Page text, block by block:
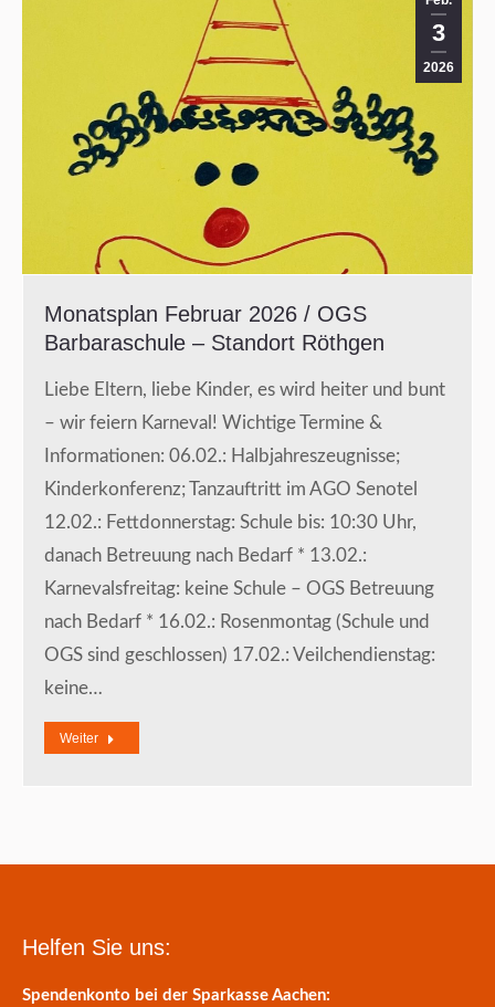
3
2026
Monatsplan Februar 2026 / OGS
Barbaraschule – Standort Röthgen
Liebe Eltern, liebe Kinder, es wird heiter und bunt
– wir feiern Karneval! Wichtige Termine &
Informationen: 06.02.: Halbjahreszeugnisse;
Kinderkonferenz; Tanzauftritt im AGO Senotel
12.02.: Fettdonnerstag: Schule bis: 10:30 Uhr,
danach Betreuung nach Bedarf * 13.02.:
Karnevalsfreitag: keine Schule – OGS Betreuung
nach Bedarf * 16.02.: Rosenmontag (Schule und
OGS sind geschlossen) 17.02.: Veilchendienstag:
keine…
Weiter
Helfen Sie uns:
Spendenkonto bei der Sparkasse Aachen: